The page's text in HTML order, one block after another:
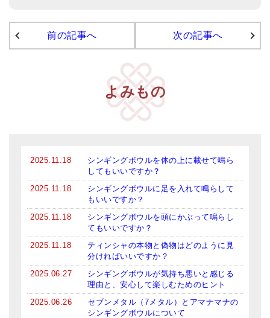
上級講座
ビギナー講師・養成講座
ブログ
特商法の表記
前の記事へ 次の記事へ
よみもの
2025.11.18
シンギングボウルを体の上に載せて鳴ら
してもいいですか？
2025.11.18
シンギングボウルに足を入れて鳴らして
もいいですか？
2025.11.18
シンギングボウルを頭にかぶって鳴らし
てもいいですか？
2025.11.18
ティンシャの本物と偽物はどのように見
分ければいいですか？
2025.06.27
シンギングボウルが気持ち悪いと感じる
理由と、安心して楽しむためのヒント
2025.06.26
セブンメタル（7メタル）とアマナマナの
シンギングボウルについて